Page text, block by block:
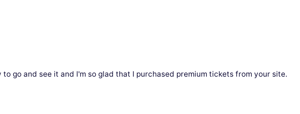
go and see it and I'm so glad that I purchased premium tickets from your site.